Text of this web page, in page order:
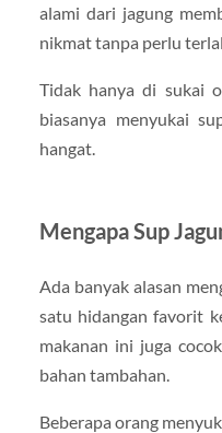
alami dari jagung
nikmat tanpa perlu
Tidak hanya di sukai
biasanya menyukai
hangat.
Mengapa Sup
Ada banyak alasan
satu hidangan favorit
makanan ini juga
bahan tambahan.
Beberapa orang